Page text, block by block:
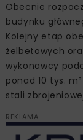
Obecnie
budynku
Kolejny etap
żelbetowych
wykonawcy
ponad 10 tys.
stali
REKLAMA